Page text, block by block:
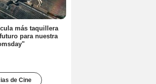
más taquillera
para nuestra
de Cine